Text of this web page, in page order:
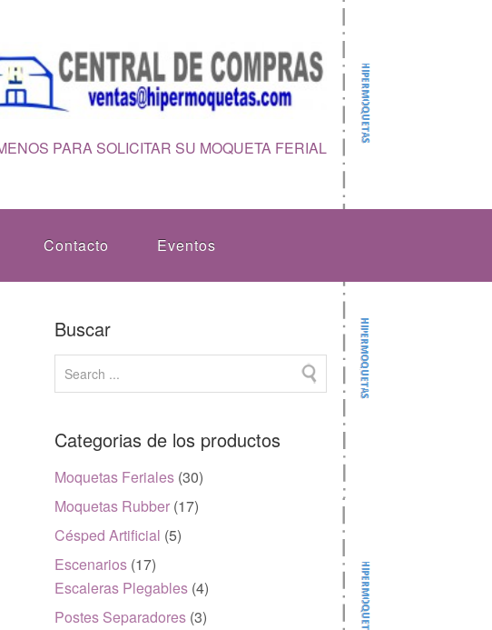
PARA SOLICITAR SU MOQUETA FERIAL
Contacto Eventos
Buscar
Categorias de los productos
Moquetas Feriales (30)
Moquetas Rubber (17)
Césped Artificial (5)
Escenarios (17)
Escaleras Plegables (4)
Postes Separadores (3)